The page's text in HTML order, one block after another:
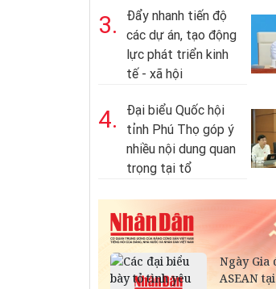
3.
Đẩy nhanh tiến độ
các dự án, tạo động
lực phát triển kinh
tế - xã hội
4.
Đại biểu Quốc hội
tỉnh Phú Thọ góp ý
nhiều nội dung quan
trọng tại tổ